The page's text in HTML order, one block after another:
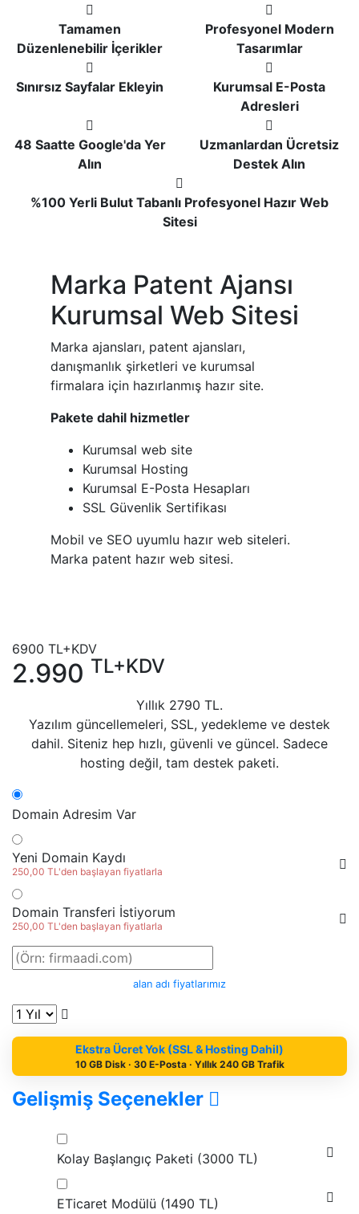
Tamamen
Düzenlenebilir İçerikler
Profesyonel Modern
Tasarımlar
Sınırsız Sayfalar Ekleyin
Kurumsal E-Posta
Adresleri
48 Saatte Google'da Yer
Alın
Uzmanlardan Ücretsiz
Destek Alın
%100 Yerli Bulut Tabanlı Profesyonel Hazır Web
Sitesi
Marka Patent Ajansı
Kurumsal Web Sitesi
Marka ajansları, patent ajansları,
danışmanlık şirketleri ve kurumsal
firmalara için hazırlanmış hazır site.
Pakete dahil hizmetler
Kurumsal web site
Kurumsal Hosting
Kurumsal E-Posta Hesapları
SSL Güvenlik Sertifikası
Mobil ve SEO uyumlu hazır web siteleri.
Marka patent hazır web sitesi.
6900 TL+KDV
2.990 TL+KDV
Yıllık 2790 TL.
Yazılım güncellemeleri, SSL, yedekleme ve destek
dahil. Siteniz hep hızlı, güvenli ve güncel. Sadece
hosting değil, tam destek paketi.
Domain Adresim Var
Yeni Domain Kaydı
250,00 TL'den başlayan fiyatlarla
Domain Transferi İstiyorum
250,00 TL'den başlayan fiyatlarla
alan adı fiyatlarımız
Ekstra Ücret Yok (SSL & Hosting Dahil)
10 GB Disk · 30 E-Posta · Yıllık 240 GB Trafik
Gelişmiş Seçenekler
Kolay Başlangıç Paketi (3000 TL)
ETicaret Modülü (1490 TL)